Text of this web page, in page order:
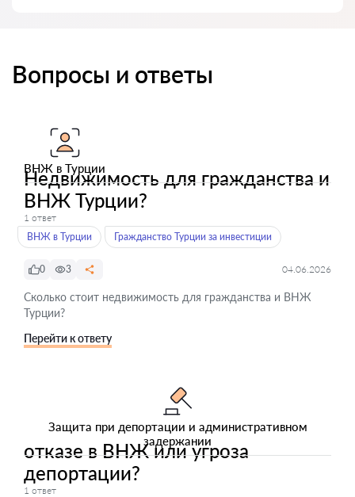
Вопросы и ответы
ВНЖ в Турции
Недвижимость для гражданства и
ВНЖ Турции?
1 ответ
ВНЖ в Турции
Гражданство Турции за инвестиции
0 3 04.06.2026
Сколько стоит недвижимость для гражданства и ВНЖ
Турции?
Перейти к ответу
Защита при депортации и административном
задержании
отказе в ВНЖ или угроза
депортации?
1 ответ